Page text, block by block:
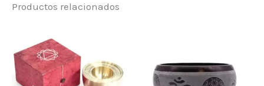
“Cojín de terciopelo para
Cuenco Tibetano – 11cm”
Debesaccederpara publicar una
Productos relacionados